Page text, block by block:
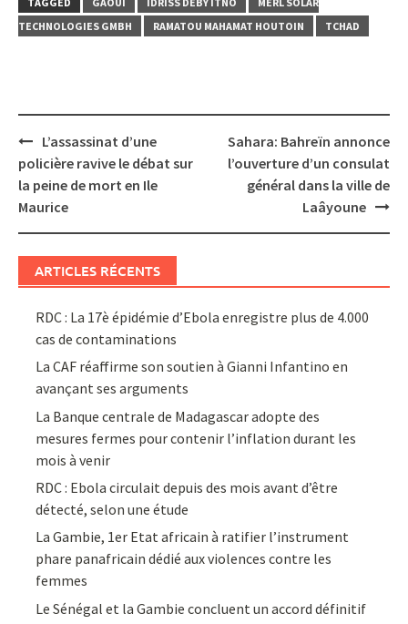
TECHNOLOGIES GMBH
RAMATOU MAHAMAT HOUTOIN TCHAD
Post
navigation
L’assassinat d’une
policière ravive le débat sur
la peine de mort en Ile
Maurice
Sahara: Bahreïn annonce
l’ouverture d’un consulat
général dans la ville de
Laâyoune
ARTICLES RÉCENTS
RDC : La 17è épidémie d’Ebola enregistre plus de 4.000
cas de contaminations
La CAF réaffirme son soutien à Gianni Infantino en
avançant ses arguments
La Banque centrale de Madagascar adopte des
mesures fermes pour contenir l’inflation durant les
mois à venir
RDC : Ebola circulait depuis des mois avant d’être
détecté, selon une étude
La Gambie, 1er Etat africain à ratifier l’instrument
phare panafricain dédié aux violences contre les
femmes
Le Sénégal et la Gambie concluent un accord définitif